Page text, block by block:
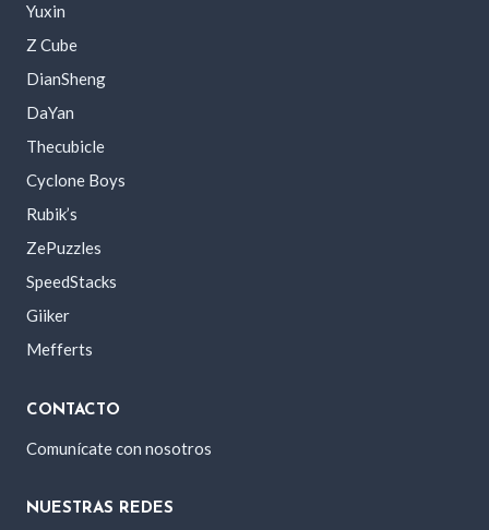
Yuxin
Z Cube
DianSheng
DaYan
Thecubicle
Cyclone Boys
Rubik’s
ZePuzzles
SpeedStacks
Giiker
Mefferts
CONTACTO
Comunícate con nosotros
NUESTRAS REDES